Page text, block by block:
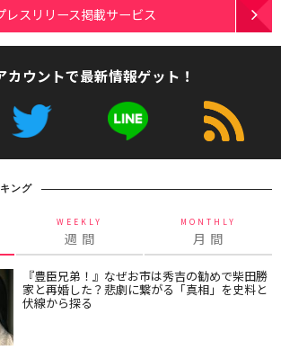
レスリリース掲載サービス
カウントで最新情報ゲット！
ング
WEEKLY
週 間
MONTHLY
月 間
『豊臣兄弟！』なぜお市は秀吉の勧めで柴田勝
家と再婚した？悲劇に繋がる「真相」を史料と
伏線から探る